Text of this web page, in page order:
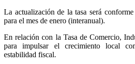
La actualización de la tasa será
para el mes de enero (interanual).
En relación con la Tasa de Comercio,
para impulsar el crecimiento local
estabilidad fiscal.